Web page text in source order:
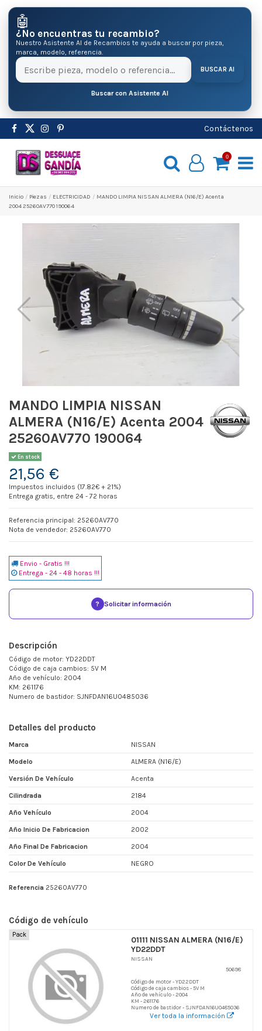
🤖
¿No encuentras tu recambio?
Nuestro Asistente AI de Recambios te ayuda a buscar por pieza,
marca, modelo, referencia.
BUSCAR AI
Buscar con Asistente AI
Contáctenos
0
Inicio Pіezas ELECTRICIDAD
MANDO LIMPIA NISSAN ALMERA (N16/E) Acenta
2004 25260AV770 190064
MANDO LIMPIA NISSAN
ALMERA (N16/E) Acenta 2004
25260AV770 190064
En stock
21,56 €
Impuestos incluidos (17.82€ + 21%)
Entrega gratis, entre 24 - 72 horas
Referencia principal: 25260AV770
Nota de vendedor: 25260AV770
Envio - Gratis !!!
Entrega - 24 - 48 horas !!!
? Solicitar información
Descripción
Código de motor: YD22DDT
Código de caja cambios: 5V M
Año de vehículo: 2004
KM: 261176
Numero de bastidor: SJNFDAN16U0485036
Detalles del producto
Marca NISSAN
Modelo ALMERA (N16/E)
Versión De Vehículo Acenta
Cilindrada 2184
Año Vehículo 2004
Año Inicio De Fabricacion 2002
Año Final De Fabricacion 2004
Color De Vehículo NEGRO
Referencia 25260AV770
Código de vehículo
Pack
01111 NISSAN ALMERA (N16/E)
YD22DDT
NISSAN
50698
Código de motor - YD22DDT
Código de caja cambios - 5V M
Año de vehículo - 2004
KM - 261176
Numero de bastidor - SJNFDAN16U0485036
Ver toda la información